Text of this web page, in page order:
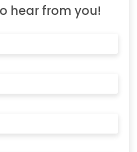
hear from you!